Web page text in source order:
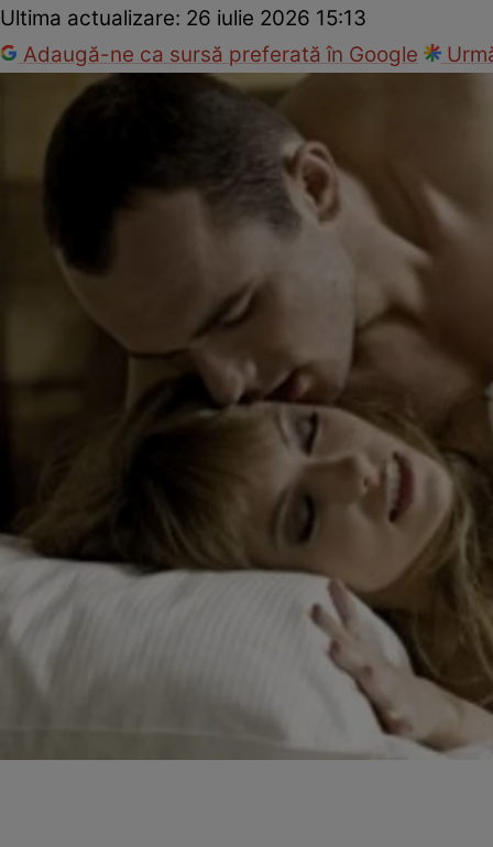
Ultima actualizare: 26 iulie 2026 15:13
Adaugă-ne ca sursă preferată în Google